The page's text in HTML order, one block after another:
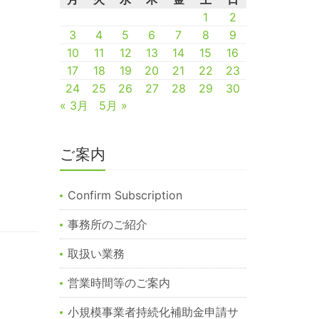
1
2
3
4 5 6 7 8
9
10
11 12 13 14 15
16
17
18 19 20 21 22
23
24
25 26 27 28 29
30
« 3月
5月 »
ご案内
Confirm Subscription
事務所のご紹介
取扱い業務
営業時間等のご案内
小規模事業者持続化補助金申請サ